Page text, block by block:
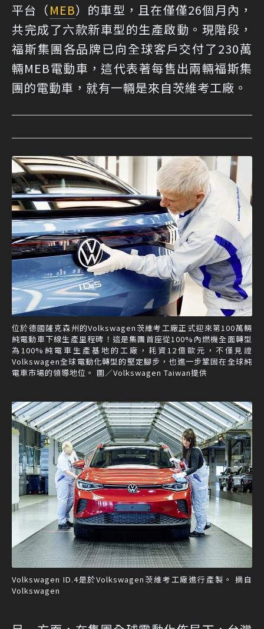
平台（MEB）的車型，且在僅僅26個月內，
共完成了六款新車型的生產啟動。現階段，
福斯集團各品牌已向全球客戶交付了230萬
輛MEB電動車，這代表著每售出兩輛福斯集
團的電動車，就有一輛是來自茨維考工廠。
位於德國薩克森州的Volkswagen茨維考工廠正式迎來第100萬輛
純電動車下線生產里程碑！這是集團首座從100%內燃機全面轉型
為100%純電車生產基地的工廠，耗資12億歐元，不僅見證
Volkswagen全球電動化轉型的堅定腳步，也進一步鞏固在全球純
電車市場的領導地位。 圖／Volkswagen Taiwan提供
Volkswagen ID.4是於Volkswagen茨維考工廠進行產製。 摘自
Volkswagen